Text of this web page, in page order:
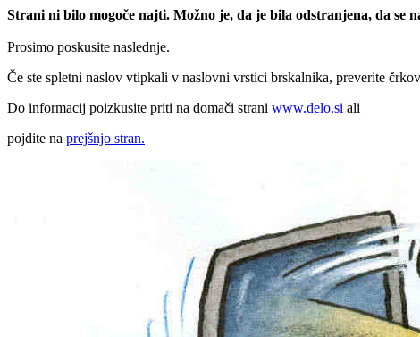
Strani ni bilo mogoče najti. Možno je, da je bila odstranjena, da se
Prosimo poskusite naslednje.
Če ste spletni naslov vtipkali v naslovni vrstici brskalnika, preverite
Do informacij poizkusite priti na domači strani www.delo.si ali
pojdite na prejšnjo stran.